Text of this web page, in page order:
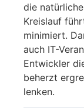
die
Kreislauf
minimiert.
auch IT-
Entwickler
beherzt
lenken.